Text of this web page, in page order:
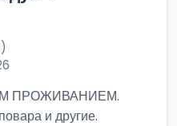
ПРОЖИВАНИЕМ.
и другие.